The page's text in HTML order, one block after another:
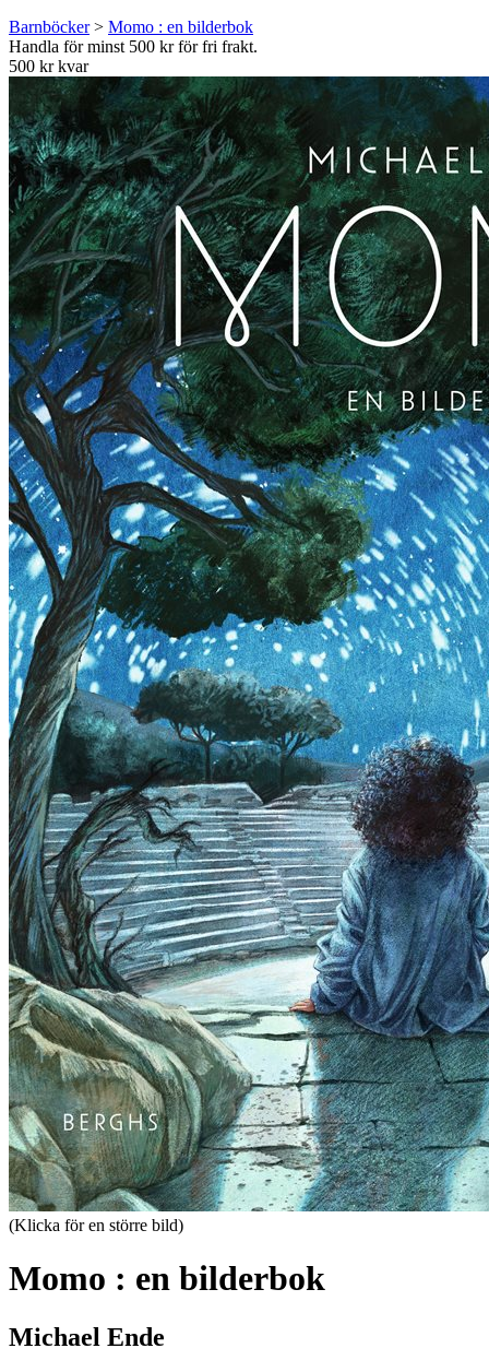
Barnböcker> Momo : en bilderbok
Handla för minst 500 kr för fri frakt.
500 kr kvar
(Klicka för en större bild)
Momo : en bilderbok
Michael Ende